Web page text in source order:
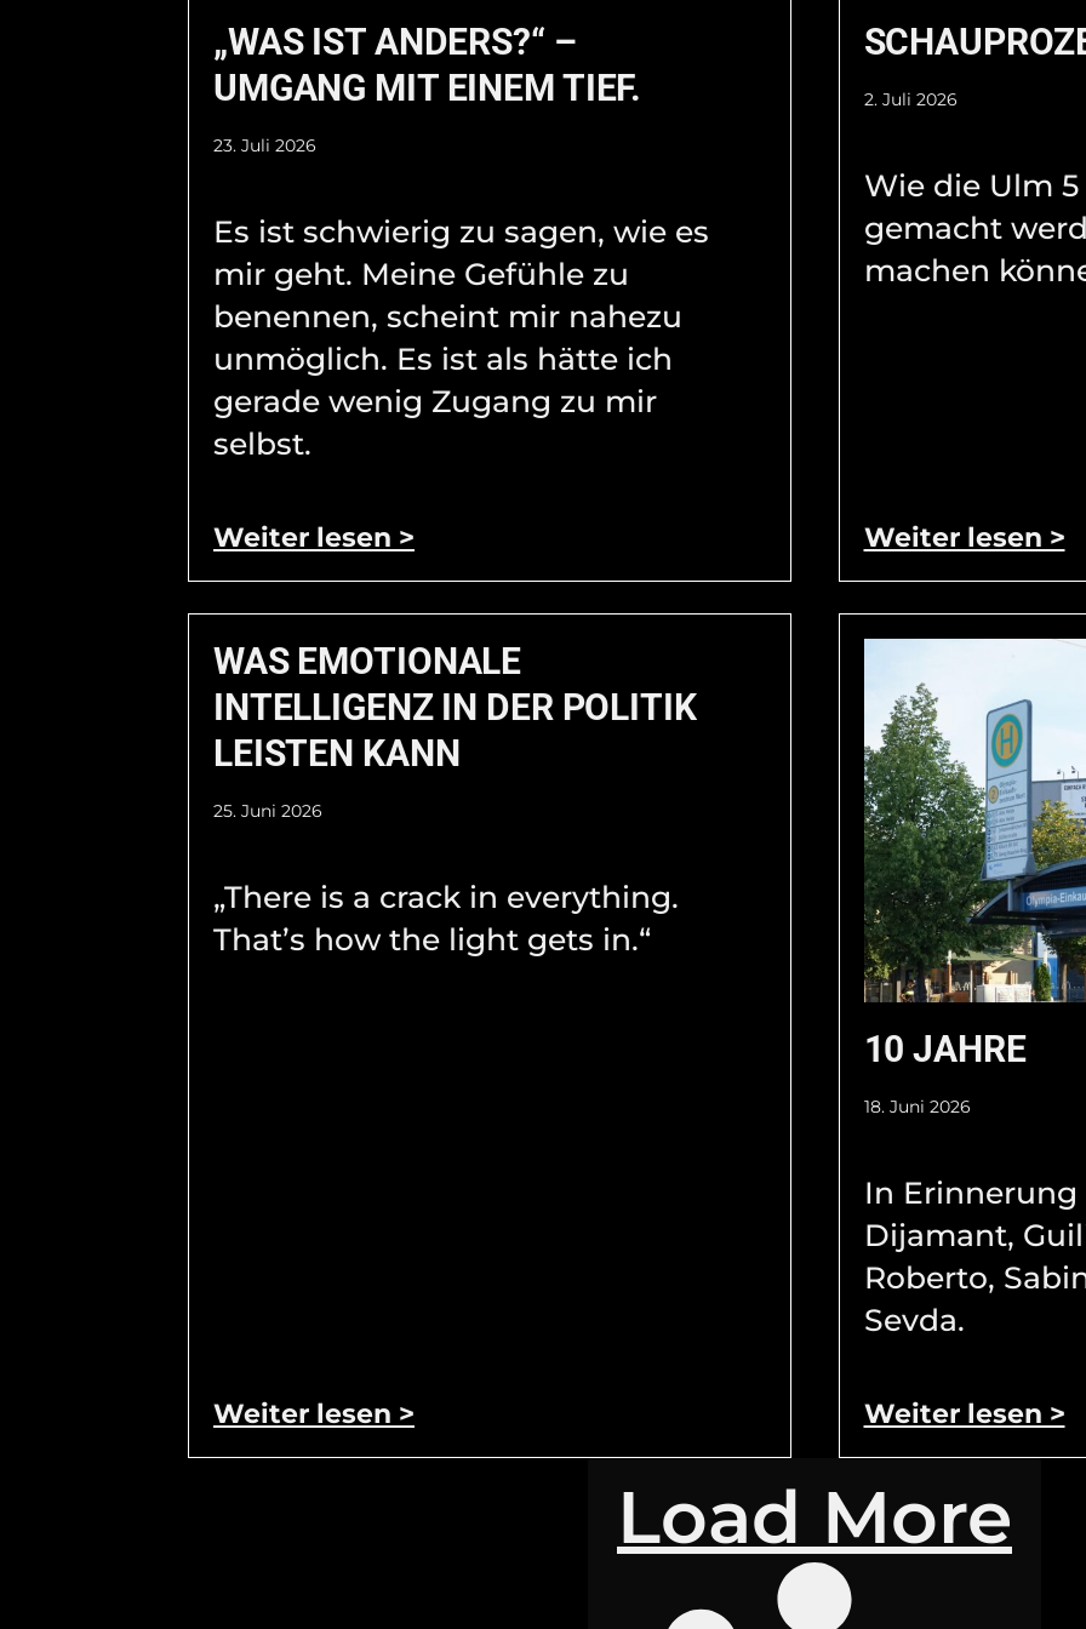
„WAS IST ANDERS?“ –
UMGANG MIT EINEM TIEF.
23. Juli 2026
Es ist schwierig zu sagen, wie es
mir geht. Meine Gefühle zu
benennen, scheint mir nahezu
unmöglich. Es ist als hätte ich
gerade wenig Zugang zu mir
selbst.
Weiter lesen >
2. Juli 2026
Wie die Ulm
gemacht
machen
Weiter lesen >
WAS EMOTIONALE
INTELLIGENZ IN DER POLITIK
LEISTEN KANN
25. Juni 2026
„There is a crack in everything.
That’s how the light gets in.“
Weiter lesen >
10 JAHRE
18. Juni 2026
In Erinnerung
Dijamant,
Roberto,
Sevda.
Weiter lesen >
Load More